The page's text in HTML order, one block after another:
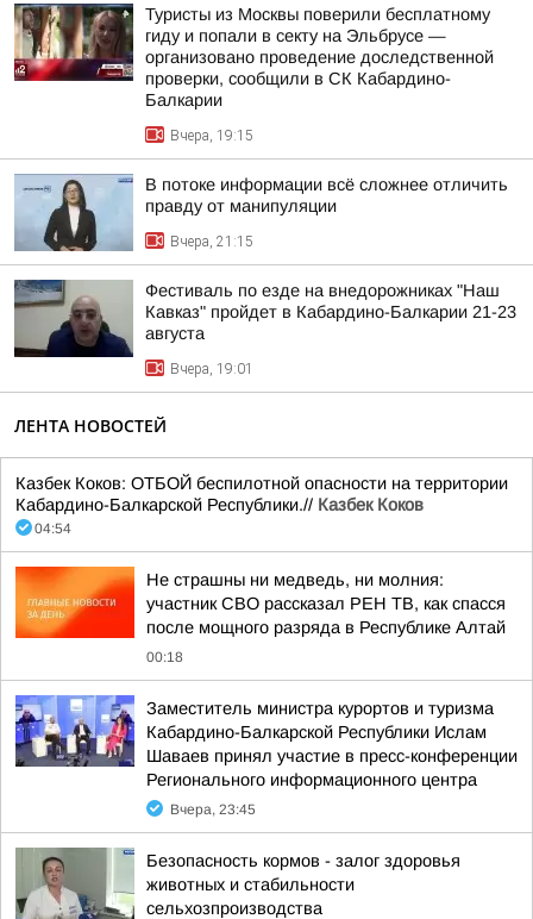
Туристы из Москвы поверили бесплатному
гиду и попали в секту на Эльбрусе —
организовано проведение доследственной
проверки, сообщили в СК Кабардино-
Балкарии
Вчера, 19:15
В потоке информации всё сложнее отличить
правду от манипуляции
Вчера, 21:15
Фестиваль по езде на внедорожниках "Наш
Кавказ" пройдет в Кабардино-Балкарии 21-23
августа
Вчера, 19:01
ЛЕНТА НОВОСТЕЙ
Казбек Коков: ОТБОЙ беспилотной опасности на территории
Кабардино-Балкарской Республики.// Казбек Коков
04:54
Не страшны ни медведь, ни молния:
участник СВО рассказал РЕН ТВ, как спасся
после мощного разряда в Республике Алтай
00:18
Заместитель министра курортов и туризма
Кабардино-Балкарской Республики Ислам
Шаваев принял участие в пресс-конференции
Регионального информационного центра
Вчера, 23:45
Безопасность кормов - залог здоровья
животных и стабильности
сельхозпроизводства